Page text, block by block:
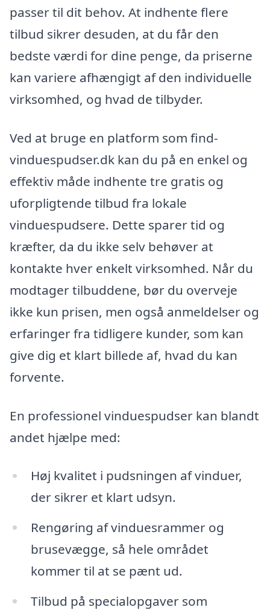
passer til dit behov. At indhente flere
tilbud sikrer desuden, at du får den
bedste værdi for dine penge, da priserne
kan variere afhængigt af den individuelle
virksomhed, og hvad de tilbyder.
Ved at bruge en platform som find-
vinduespudser.dk kan du på en enkel og
effektiv måde indhente tre gratis og
uforpligtende tilbud fra lokale
vinduespudsere. Dette sparer tid og
kræfter, da du ikke selv behøver at
kontakte hver enkelt virksomhed. Når du
modtager tilbuddene, bør du overveje
ikke kun prisen, men også anmeldelser og
erfaringer fra tidligere kunder, som kan
give dig et klart billede af, hvad du kan
forvente.
En professionel vinduespudser kan blandt
andet hjælpe med:
Høj kvalitet i pudsningen af vinduer,
der sikrer et klart udsyn.
Rengøring af vinduesrammer og
brusevægge, så hele området
kommer til at se pænt ud.
Tilbud på specialopgaver som